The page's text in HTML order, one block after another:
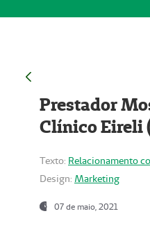
Prestador
Clínico Eireli
Texto: Relacionamento
Design: Marketing
07 de maio, 2021